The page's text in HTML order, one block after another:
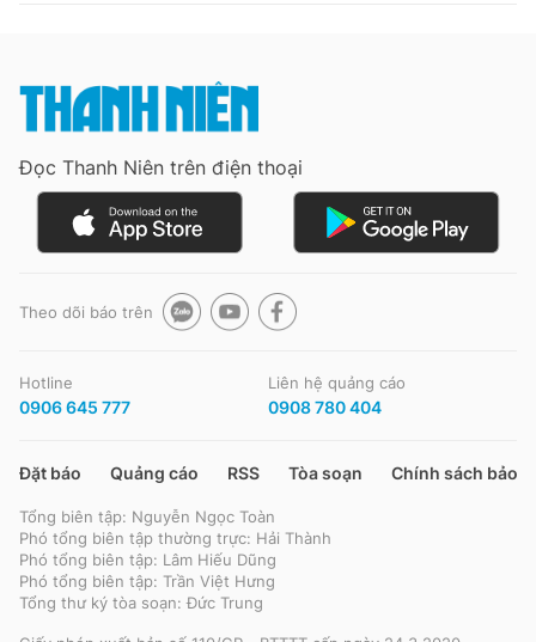
Đọc Thanh Niên trên điện thoại
Hotline Liên hệ quảng cáo
Tổng biên tập: Nguyễn Ngọc Toàn
Phó tổng biên tập thường trực: Hải Thành
Phó tổng biên tập: Lâm Hiếu Dũng
Phó tổng biên tập: Trần Việt Hưng
Đọc Thanh Niên trên điện thoại
Theo dõi báo trên
Hotline
0906 645 777
Liên hệ quảng cáo
0908 780 404
Đặt báo Quảng cáo RSS Tòa soạn Chính sách bảo
Tổng biên tập: Nguyễn Ngọc Toàn
Phó tổng biên tập thường trực: Hải Thành
Phó tổng biên tập: Lâm Hiếu Dũng
Phó tổng biên tập: Trần Việt Hưng
Tổng thư ký tòa soạn: Đức Trung